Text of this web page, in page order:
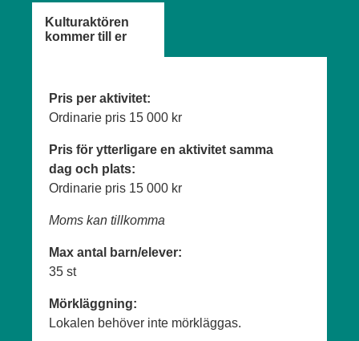
Kulturaktören
kommer till er
Pris per aktivitet:
Ordinarie pris 15 000 kr
Pris för ytterligare en aktivitet samma
dag och plats:
Ordinarie pris 15 000 kr
Moms kan tillkomma
Max antal barn/elever:
35 st
Mörkläggning:
Lokalen behöver inte mörkläggas.